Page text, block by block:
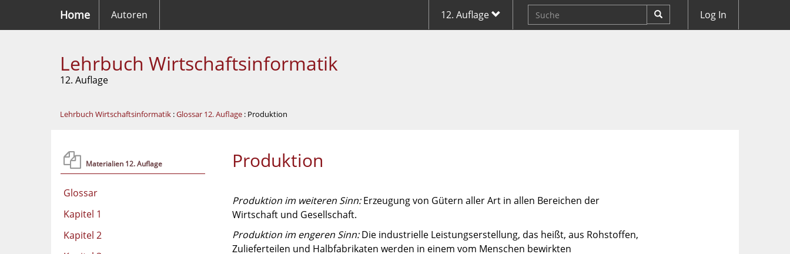
Home Autoren 12. Auflage Log In
Lehrbuch Wirtschaftsinformatik
12. Auflage
Lehrbuch Wirtschaftsinformatik :Glossar 12. Auflage : Produktion
Materialien 12. Auflage
Glossar
Kapitel 1
Kapitel 2
Produktion
Produktion im weiteren Sinn:Erzeugung von Gütern aller Art in allen Bereichen der
Wirtschaft und Gesellschaft.
Produktion im engeren Sinn:Die industrielle Leistungserstellung, das heißt, aus Rohstoffen,
Zulieferteilen und Halbfabrikaten werden in einem vom Menschen bewirkten